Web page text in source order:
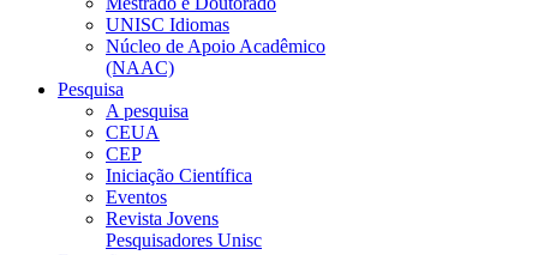
UNISC Idiomas
Núcleo de Apoio Acadêmico
(NAAC)
Pesquisa
A pesquisa
CEUA
CEP
Iniciação Científica
Eventos
Revista Jovens
Pesquisadores Unisc